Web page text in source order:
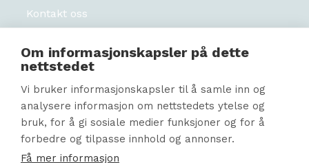
Kontakt oss
Logg inn
Likestillingsredegjørelse
Våre org. nummer
HAVA Omsorg 924 351 128
Om informasjonskapsler på dette
nettstedet
Vi bruker informasjonskapsler til å samle inn og
analysere informasjon om nettstedets ytelse og
bruk, for å gi sosiale medier funksjoner og for å
forbedre og tilpasse innhold og annonser.
Få mer informasjon